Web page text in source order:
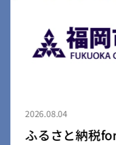
2026.08.04
ふるさと納税